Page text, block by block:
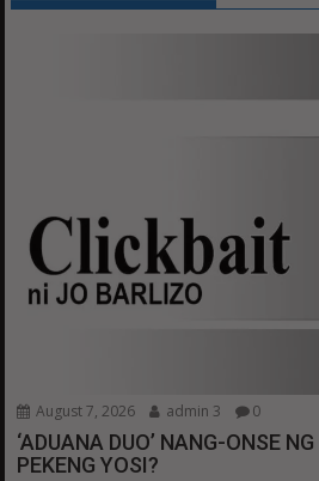
August 7, 2026 admin 3 0
‘ADUANA DUO’ NANG-ONSE
PEKENG YOSI?